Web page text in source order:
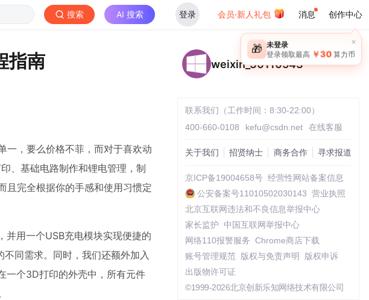
搜索 AI 搜索 登录 会员·新人礼包 消息 创作中心
×
🎁 未登录
登录领取最高 ￥30 算力币
指南
一，要么价格不菲，而对于喜欢动
、基础电路制作和锂电管理，制
且完全根据你的手感和使用习惯定
用一个USB充电模块实现便捷的
同需求。同时，我们还额外加入
一个3D打印的外壳中，所有元件
weixin_30110543
联系我们（工作时间：8:30-22:00）
400-660-0108
kefu@csdn.net 在线客服
关于我们 招贤纳士 商务合作 寻求报道
京ICP备19004658号 经营性网站备案信息
公安备案号11010502030143 营业执照
北京互联网违法和不良信息举报中心
家长监护
中国互联网举报中心
网络110报警服务 Chrome商店下载
账号管理规范
版权与免责声明
版权申诉
出版物许可证
©1999-2026北京创新乐知网络技术有限公司